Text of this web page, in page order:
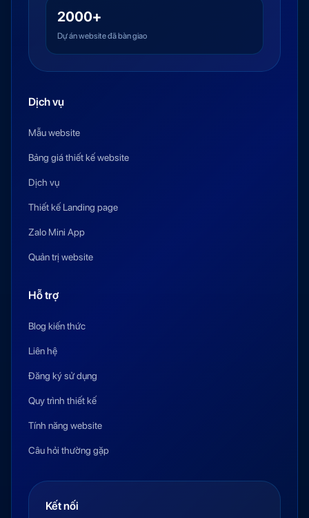
2000+
Dự án website đã bàn giao
Dịch vụ
Mẫu website
Bảng giá thiết kế website
Dịch vụ
Thiết kế Landing page
Zalo Mini App
Quản trị website
Hỗ trợ
Blog kiến thức
Liên hệ
Đăng ký sử dụng
Quy trình thiết kế
Tính năng website
Câu hỏi thường gặp
Kết nối